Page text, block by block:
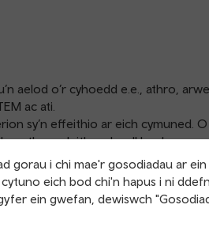
gorau i chi mae'r gosodiadau ar
eich bod chi'n hapus i ni
ein gwefan, dewiswch
aelod o’r cyhoedd e.e., athro,
ac ati.
sy’n effeithio ar eich cymuned. O
gall hwyluso
a gwella bywydau pobl ar lawr
trafodaeth agored am drafnidiaeth a
hwyluswyr fynediad at: